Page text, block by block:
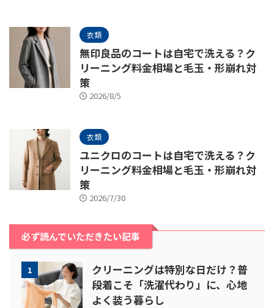
衣類
無印良品のコートは自宅で洗える？ク
リーニング料金相場と毛玉・形崩れ対
策
2026/8/5
衣類
ユニクロのコートは自宅で洗える？ク
リーニング料金相場と毛玉・形崩れ対
策
2026/7/30
必ず読んでいただきたい記事
1
クリーニングは特別な日だけ？普
段着こそ「洗濯代わり」に、心地
よく装う暮らし